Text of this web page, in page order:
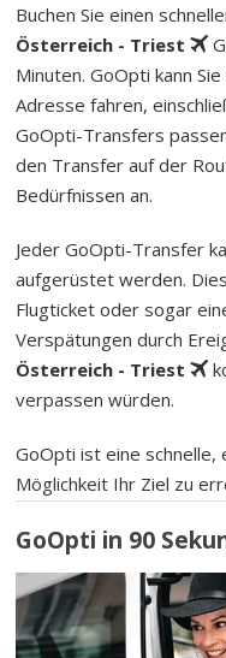
Buchen Sie einen
Österreich - Triest
Minuten. GoOpti kann
Adresse fahren,
GoOpti-Transfers
den Transfer auf der
Bedürfnissen an.
Jeder GoOpti-Transfer
aufgerüstet werden.
Flugticket oder sogar
Verspätungen durch
Österreich - Triest
verpassen würden.
GoOpti ist eine schnelle,
Möglichkeit Ihr Ziel zu
GoOpti in 90